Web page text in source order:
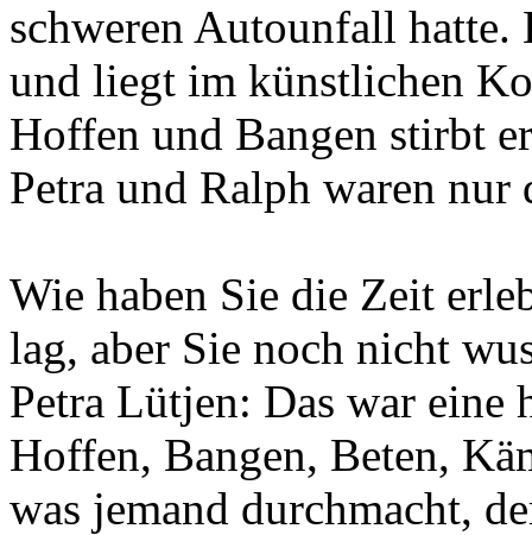
schweren Autounfall
und liegt im künstlichen
Hoffen und Bangen stirbt
Petra und Ralph waren
Wie haben Sie die Zeit
lag, aber Sie noch nicht
Petra Lütjen: Das war eine
Hoffen, Bangen, Beten,
was jemand durchmacht,